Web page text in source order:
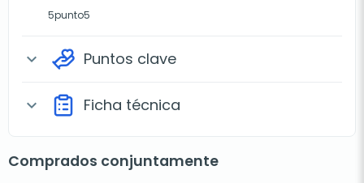
5punto5
expand_more Puntos clave
expand_more Ficha técnica
Comprados conjuntamente